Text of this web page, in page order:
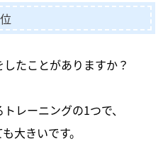
たことがありますか？
レーニングの1つで、
大きいです。